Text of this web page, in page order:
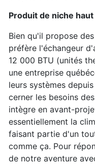
Produit de niche
Bien qu'il propose
préfère l'échangeur
12 000 BTU (unités
une entreprise
leurs systèmes
cerner les besoins
intègre en avant-
essentiellement la
faisant partie d'un
comme ça. Pour
de notre aventure